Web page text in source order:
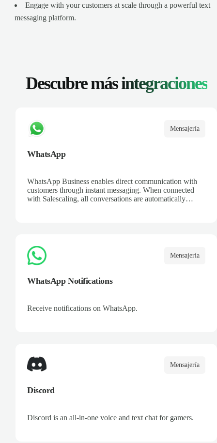
Engage with your customers at scale through a powerful text
messaging platform.
Descubre másintegraciones
Mensajería
WhatsApp
WhatsApp Business enables direct communication with
customers through instant messaging. When connected
with Salescaling, all conversations are automatically
Mensajería
WhatsApp Notifications
Receive notifications on WhatsApp.
Mensajería
Discord
Discord is an all-in-one voice and text chat for gamers.